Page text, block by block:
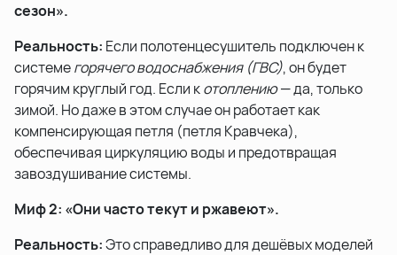
сезон».
Реальность: Если полотенцесушитель подключен к
системегорячего водоснабжения (ГВС), он будет
горячим круглый год. Если котоплению— да, только
зимой. Но даже в этом случае он работает как
компенсирующая петля (петля Кравчека),
обеспечивая циркуляцию воды и предотвращая
завоздушивание системы.
Миф 2: «Они часто текут и ржавеют».
Реальность:Это справедливо для дешёвых моделей